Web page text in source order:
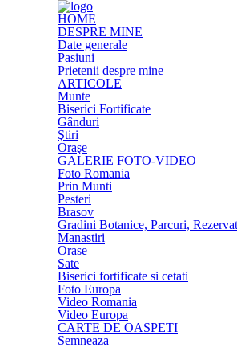
HOME
DESPRE MINE
Date generale
Pasiuni
Prietenii despre mine
ARTICOLE
Munte
Biserici Fortificate
Gânduri
Ştiri
Oraşe
GALERIE FOTO-VIDEO
Foto Romania
Prin Munti
Pesteri
Brasov
Gradini Botanice, Parcuri,
Manastiri
Orase
Sate
Biserici fortificate si cetati
Foto Europa
Video Romania
Video Europa
CARTE DE OASPETI
Semneaza